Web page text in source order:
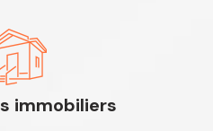
immobiliers